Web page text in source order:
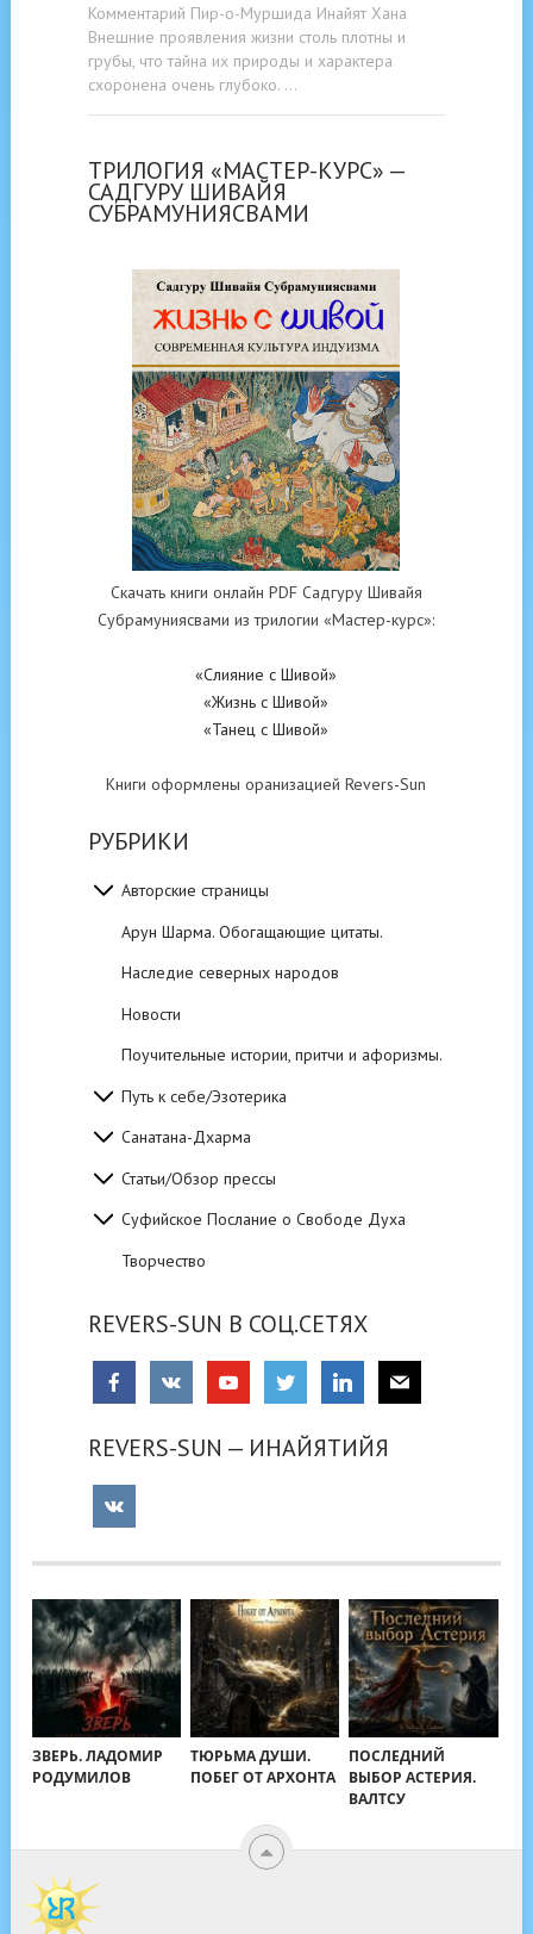
Комментарий Пир-о-Муршида Инайят Хана
Внешние проявления жизни столь плотны и
грубы, что тайна их природы и характера
схоронена очень глубоко. …
ТРИЛОГИЯ «МАСТЕР-КУРС» —
САДГУРУ ШИВАЙЯ
СУБРАМУНИЯСВАМИ
Скачать книги онлайн PDF Садгуру Шивайя
Субрамуниясвами из трилогии «Мастер-курс»:
«Слияние с Шивой»
«Жизнь с Шивой»
«Танец с Шивой»
Книги оформлены оранизацией Revers-Sun
РУБРИКИ
Авторские страницы
Арун Шарма. Обогащающие цитаты.
Наследие северных народов
Новости
Поучительные истории, притчи и афоризмы.
Путь к себе/Эзотерика
Санатана-Дхарма
Статьи/Обзор прессы
Суфийское Послание о Свободе Духа
Творчество
REVERS-SUN В СОЦ.СЕТЯХ
REVERS-SUN — ИНАЙЯТИЙЯ
ЗВЕРЬ. ЛАДОМИР
РОДУМИЛОВ
ТЮРЬМА ДУШИ.
ПОБЕГ ОТ АРХОНТА
ПОСЛЕДНИЙ
ВЫБОР АСТЕРИЯ.
ВАЛТСУ